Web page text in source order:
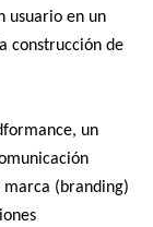
usuario en un
construcción de
un
(branding)